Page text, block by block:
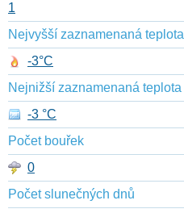
1
Nejvyšší zaznamenaná teplota
-3°C
Nejnižší zaznamenaná teplota
-3 °C
Počet bouřek
0
Počet slunečných dnů